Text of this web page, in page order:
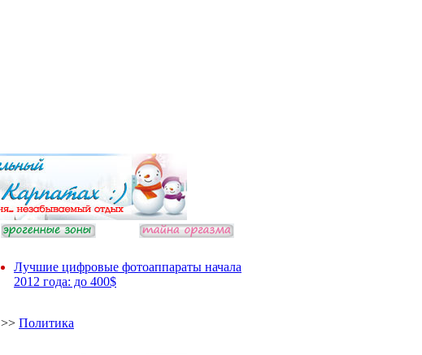
Лучшие цифровые фотоаппараты начала
2012 года: до 400$
>> Политика